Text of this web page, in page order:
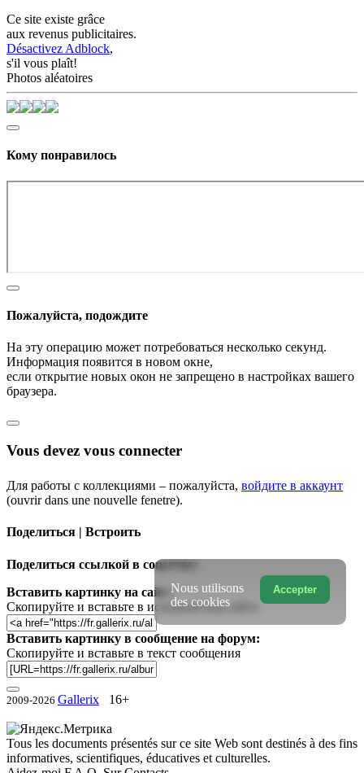
Ce site existe grâce
aux revenus publicitaires.
Désactivez Adblock,
s'il vous plaît!
Photos aléatoires
Кому понравилось
Пожалуйста, подождите
На эту операцию может потребоваться несколько секунд.
Информация появится в новом окне,
если открытие новых окон не запрещено в настройках вашего
браузера.
Vous devez vous connecter
Для работы с коллекциями – пожалуйста, войдите в аккаунт
(ouvrir dans une nouvelle fenetre).
Поделиться | Встроить
Поделиться ссылкой в соцсетях:
Вставить картинку на сайт:
Скопируйте и вставьте в исходный код сайта
Вставить картинку в сообщение на форум:
Скопируйте и вставьте в текст сообщения
2009-2026 Gallerix 16+
Tous les documents présentés sur ce site Web sont destinés à des fins
informatives, scientifiques, éducatives et culturelles.
Accepter
Nous utilisons
des cookies